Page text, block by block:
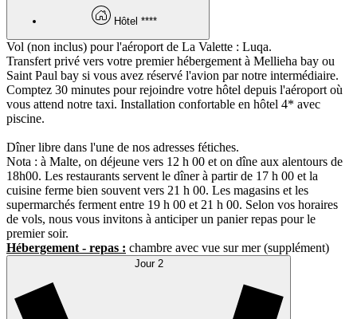
Hôtel ****
Vol (non inclus) pour l'aéroport de La Valette : Luqa.
Transfert privé vers votre premier hébergement à Mellieha bay ou
Saint Paul bay si vous avez réservé l'avion par notre intermédiaire.
Comptez 30 minutes pour rejoindre votre hôtel depuis l'aéroport où
vous attend notre taxi. Installation confortable en hôtel 4* avec
piscine.
Dîner libre dans l'une de nos adresses fétiches.
Nota : à Malte, on déjeune vers 12 h 00 et on dîne aux alentours de
18h00. Les restaurants servent le dîner à partir de 17 h 00 et la
cuisine ferme bien souvent vers 21 h 00. Les magasins et les
supermarchés ferment entre 19 h 00 et 21 h 00. Selon vos horaires
de vols, nous vous invitons à anticiper un panier repas pour le
premier soir.
Hébergement - repas : chambre avec vue sur mer (supplément)
Jour 2